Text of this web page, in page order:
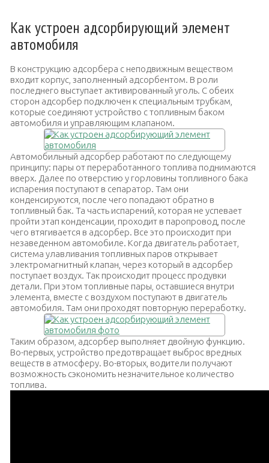
Как устроен адсорбирующий элемент
автомобиля
В конструкцию адсорбера с неподвижным веществом
входит корпус, заполненный адсорбентом. В роли
последнего выступает активированный уголь. С обеих
сторон адсорбер подключен к специальным трубкам,
которые соединяют устройство с топливным баком
автомобиля и управляющим клапаном.
Автомобильный адсорбер работают по следующему
принципу: пары от переработанного топлива поднимаются
вверх. Далее по отверстию у горловины топливного бака
испарения поступают в сепаратор. Там они
конденсируются, после чего попадают обратно в
топливный бак. Та часть испарений, которая не успевает
пройти этап конденсации, проходит в паропровод, после
чего втягивается в адсорбер. Все это происходит при
незаведенном автомобиле. Когда двигатель работает,
система улавливания топливных паров открывает
электромагнитный клапан, через который в адсорбер
поступает воздух. Так происходит процесс продувки
детали. При этом топливные пары, оставшиеся внутри
элемента, вместе с воздухом поступают в двигатель
автомобиля. Там они проходят повторную переработку.
Таким образом, адсорбер выполняет двойную функцию.
Во-первых, устройство предотвращает выброс вредных
веществ в атмосферу. Во-вторых, водители получают
возможность сэкономить незначительное количество
топлива.